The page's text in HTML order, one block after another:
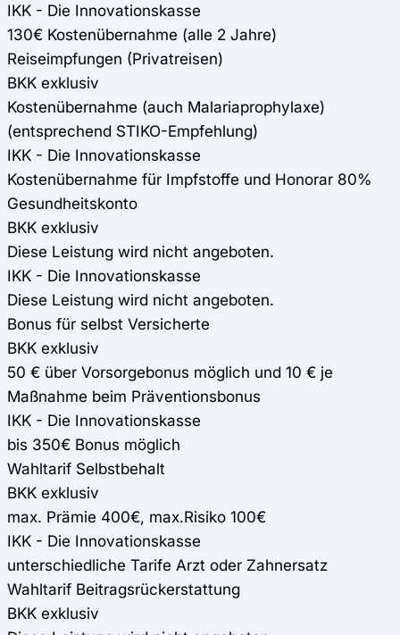
IKK - Die Innovationskasse
130€ Kostenübernahme (alle 2 Jahre)
Reiseimpfungen (Privatreisen)
BKK exklusiv
Kostenübernahme (auch Malariaprophylaxe)
(entsprechend STIKO-Empfehlung)
IKK - Die Innovationskasse
Kostenübernahme für Impfstoffe und Honorar 80%
Gesundheitskonto
BKK exklusiv
Diese Leistung wird nicht angeboten.
IKK - Die Innovationskasse
Diese Leistung wird nicht angeboten.
Bonus für selbst Versicherte
BKK exklusiv
50 € über Vorsorgebonus möglich und 10 € je
Maßnahme beim Präventionsbonus
IKK - Die Innovationskasse
bis 350€ Bonus möglich
Wahltarif Selbstbehalt
BKK exklusiv
max. Prämie 400€, max.Risiko 100€
IKK - Die Innovationskasse
unterschiedliche Tarife Arzt oder Zahnersatz
Wahltarif Beitragsrückerstattung
BKK exklusiv